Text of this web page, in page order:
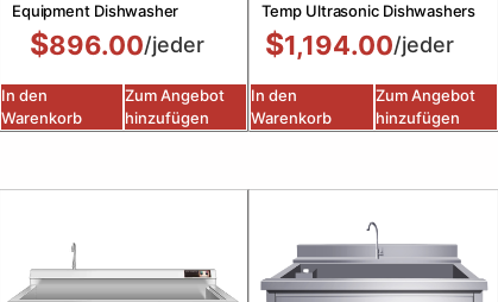
Equipment Dishwasher
$896.00/jeder
In den
Warenkorb
Zum Angebot
hinzufügen
Temp Ultrasonic Dishwashers
$1,194.00/jeder
In den
Warenkorb
Zum Angebot
hinzufügen